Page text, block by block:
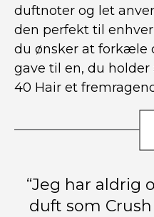
duftnoter og let
den perfekt til
du ønsker at forkæle
gave til en, du holder
40 Hair et
“Jeg har aldrig
duft som